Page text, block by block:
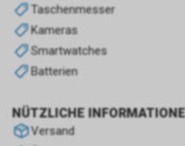
Taschenmesser
Kameras
Smartwatches
Batterien
NÜTZLICHE
Versand